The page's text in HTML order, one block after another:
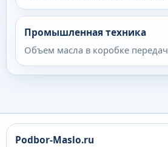
Промышленная техника
Объем масла в коробке передач
Podbor-Maslo.ru